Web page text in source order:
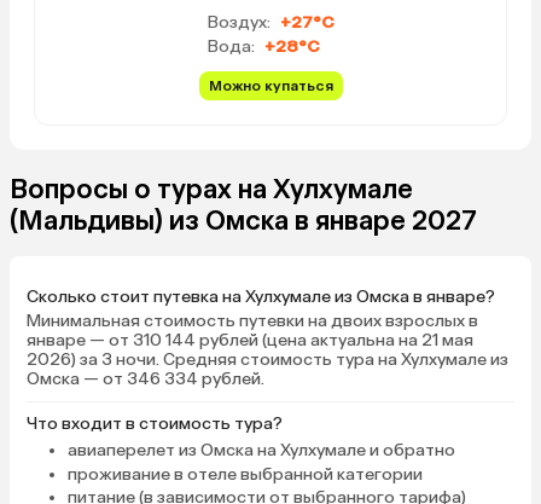
Воздух: +27°C
Вода: +28°C
Можно купаться
Вопросы о турах на Хулхумале
(Мальдивы) из Омска в январе 2027
Сколько стоит путевка на Хулхумале из Омска в январе?
Минимальная стоимость путевки на двоих взрослых в
январе — от 310 144 рублей (цена актуальна на 21 мая
2026) за 3 ночи. Средняя стоимость тура на Хулхумале из
Омска — от 346 334 рублей.
Что входит в стоимость тура?
авиаперелет из Омска на Хулхумале и обратно
проживание в отеле выбранной категории
питание (в зависимости от выбранного тарифа)